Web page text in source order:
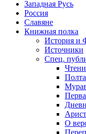
Западная Русь
Россия
Славяне
Книжная полка
История и
Источники
Спец.
О